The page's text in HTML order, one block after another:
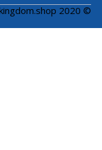
© 2020 by wheelskingdom.shop™